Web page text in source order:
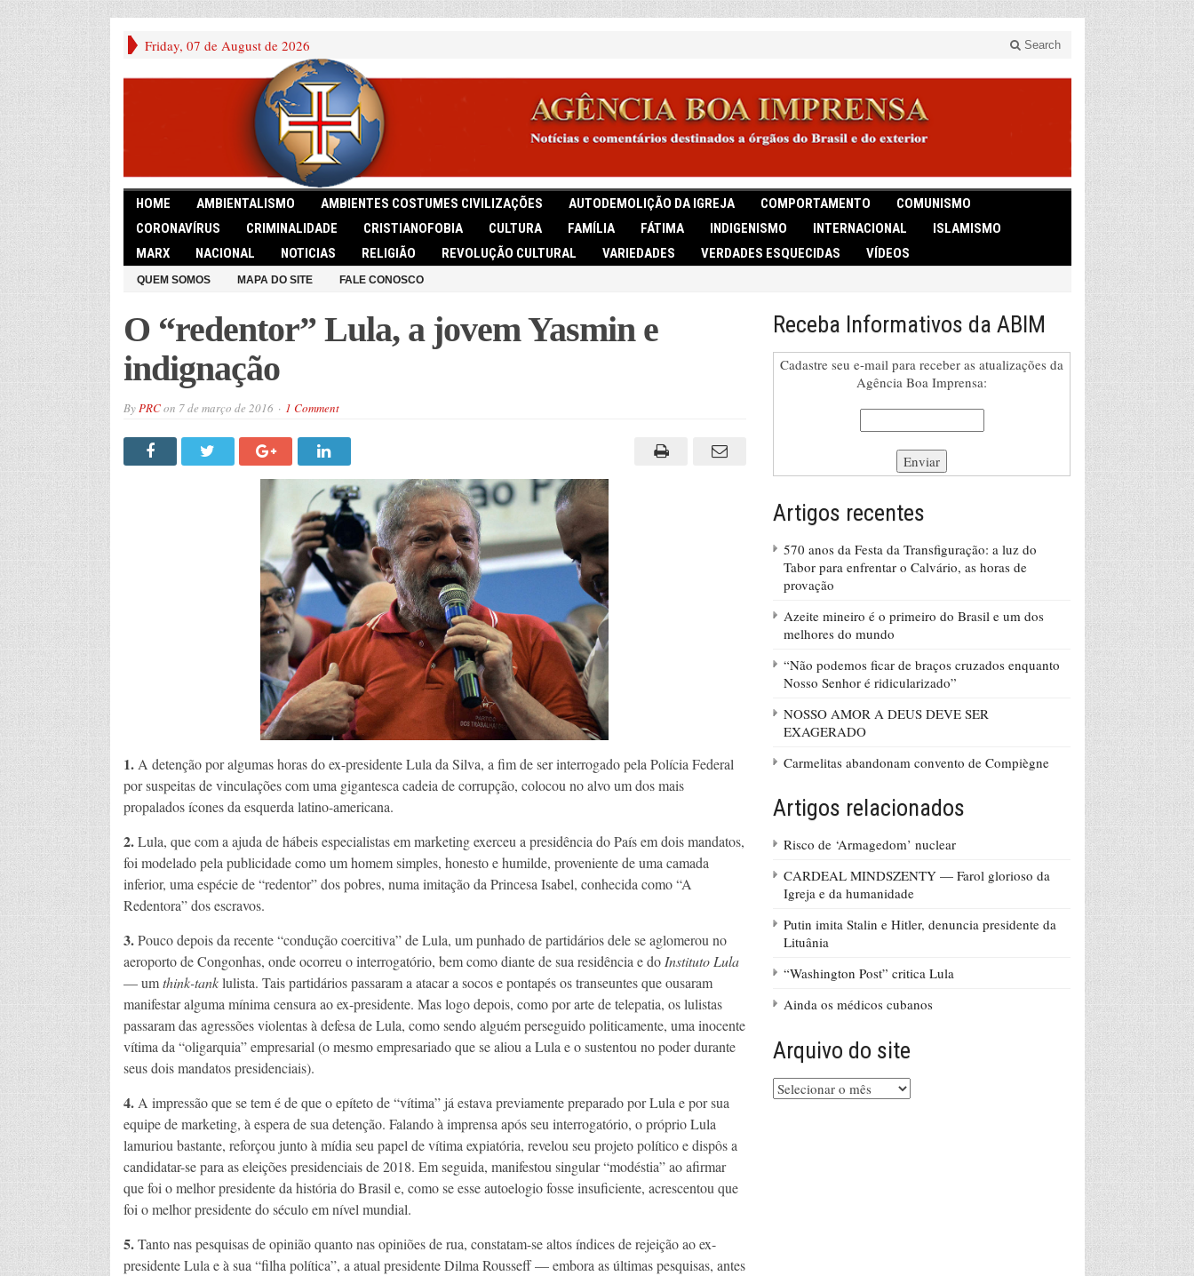
Friday, 07 de August de 2026 Search
HOME AMBIENTALISMO AMBIENTES COSTUMES CIVILIZAÇÕES AUTODEMOLIÇÃO DA IGREJA COMPORTAMENTO
COMUNISMO
CORONAVÍRUS
CRIMINALIDADE CRISTIANOFOBIA CULTURA FAMÍLIA FÁTIMA INDIGENISMO INTERNACIONAL
ISLAMISMO
MARX
NACIONAL NOTICIAS RELIGIÃO REVOLUÇÃO CULTURAL VARIEDADES VERDADES ESQUECIDAS VÍDEOS
QUEM SOMOS MAPA DO SITE FALE CONOSCO
O “redentor” Lula, a jovem Yasmin e
indignação
ByPRCon 7 de março de 2016 1 Comment
1.A detenção por algumas horas do ex-presidente Lula da Silva, a fim de ser interrogado pela Polícia Federal
por suspeitas de vinculações com uma gigantesca cadeia de corrupção, colocou no alvo um dos mais
propalados ícones da esquerda latino-americana.
2.Lula, que com a ajuda de hábeis especialistas em marketing exerceu a presidência do País em dois mandatos,
foi modelado pela publicidade como um homem simples, honesto e humilde, proveniente de uma camada
inferior, uma espécie de “redentor” dos pobres, numa imitação da Princesa Isabel, conhecida como “A
Redentora” dos escravos.
3.Pouco depois da recente “condução coercitiva” de Lula, um punhado de partidários dele se aglomerou no
aeroporto de Congonhas, onde ocorreu o interrogatório, bem como diante de sua residência e doInstituto Lula
— umthink-tanklulista. Tais partidários passaram a atacar a socos e pontapés os transeuntes que ousaram
manifestar alguma mínima censura ao ex-presidente. Mas logo depois, como por arte de telepatia, os lulistas
passaram das agressões violentas à defesa de Lula, como sendo alguém perseguido politicamente, uma inocente
vítima da “oligarquia” empresarial (o mesmo empresariado que se aliou a Lula e o sustentou no poder durante
seus dois mandatos presidenciais).
4.A impressão que se tem é de que o epíteto de “vítima” já estava previamente preparado por Lula e por sua
equipe de marketing, à espera de sua detenção. Falando à imprensa após seu interrogatório, o próprio Lula
lamuriou bastante, reforçou junto à mídia seu papel de vítima expiatória, revelou seu projeto político e dispôs a
candidatar-se para as eleições presidenciais de 2018. Em seguida, manifestou singular “modéstia” ao afirmar
que foi o melhor presidente da história do Brasil e, como se esse autoelogio fosse insuficiente, acrescentou que
foi o melhor presidente do século em nível mundial.
5.Tanto nas pesquisas de opinião quanto nas opiniões de rua, constatam-se altos índices de rejeição ao ex-
presidente Lula e à sua “filha política”, a atual presidente Dilma Rousseff — embora as últimas pesquisas, antes
Receba Informativos da ABIM
Cadastre seu e-mail para receber as atualizações da
Agência Boa Imprensa:
Artigos recentes
570 anos da Festa da Transfiguração: a luz do
Tabor para enfrentar o Calvário, as horas de
provação
Azeite mineiro é o primeiro do Brasil e um dos
melhores do mundo
“Não podemos ficar de braços cruzados enquanto
Nosso Senhor é ridicularizado”
NOSSO AMOR A DEUS DEVE SER
EXAGERADO
Carmelitas abandonam convento de Compiègne
Artigos relacionados
Risco de ‘Armagedom’ nuclear
CARDEAL MINDSZENTY — Farol glorioso da
Igreja e da humanidade
Putin imita Stalin e Hitler, denuncia presidente da
Lituânia
“Washington Post” critica Lula
Ainda os médicos cubanos
Arquivo do site
Arquivo
do